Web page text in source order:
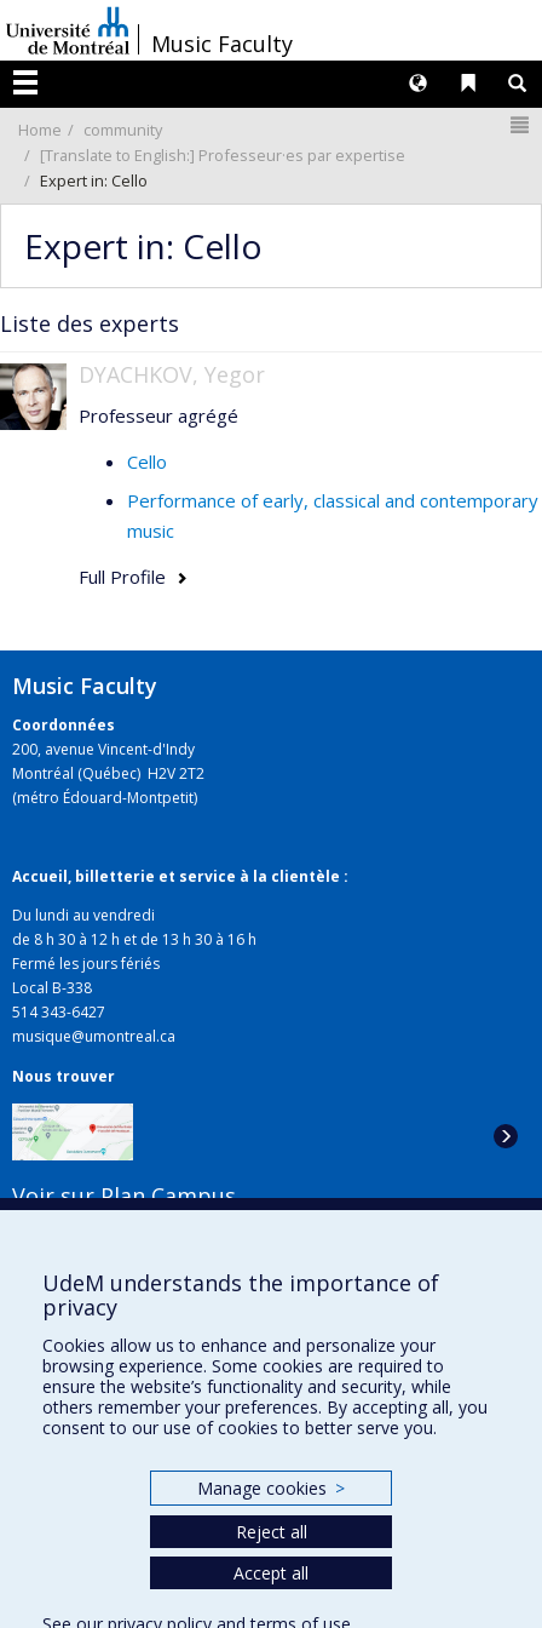
au
contenu
/Music Faculty
Menu
Liens
Langues
Home
community
[Translate to English:] Professeur·es par expertise
Expert in: Cello
Expert in: Cello
Liste des experts
DYACHKOV, Yegor
Professeur agrégé
Cello
Performance of early, classical and contemporary
music
Full Profile
Music Faculty
Coordonnées
200, avenue Vincent-d'Indy
Montréal (Québec) H2V 2T2
(métro Édouard-Montpetit)
Accueil, billetterie et service à la clientèle :
Du lundi au vendredi
de 8 h 30 à 12 h et de 13 h 30 à 16 h
Fermé les jours fériés
Local B-338
514 343-6427
musique@umontreal.ca
Nous trouver
Voir sur Plan Campus
Liens utiles
Plan du site
Accessibilité
Donner à la Faculté de musique
UdeM understands the importance of
privacy
Cookies allow us to enhance and personalize your
browsing experience. Some cookies are required to
ensure the website’s functionality and security, while
others remember your preferences. By accepting all, you
consent to our use of cookies to better serve you.
Manage cookies >
Reject all
Accept all